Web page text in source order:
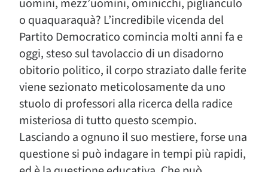
uomini, mezz’uomini, ominicchi, piglianculo
o quaquaraquà? L’incredibile vicenda del
Partito Democratico comincia molti anni fa e
oggi, steso sul tavolaccio di un disadorno
obitorio politico, il corpo straziato dalle ferite
viene sezionato meticolosamente da uno
stuolo di professori alla ricerca della radice
misteriosa di tutto questo scempio.
Lasciando a ognuno il suo mestiere, forse una
questione si può indagare in tempi più rapidi,